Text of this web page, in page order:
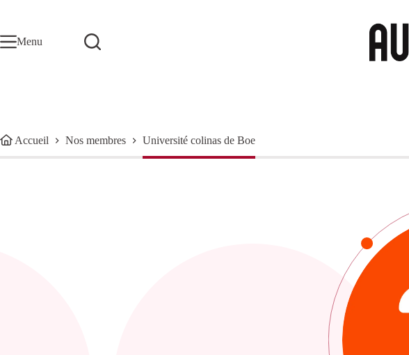
Menu
Accueil Nos membres Université colinas de Boe